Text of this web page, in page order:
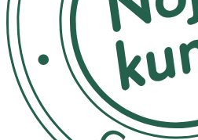
Förvaring & Skötselråd
Utsätt inte filten för direkt
kemikalier. Följ tvättråden på